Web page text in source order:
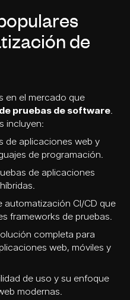
de
en el mercado que
pruebas de software.
incluyen:
de aplicaciones web y
de programación.
de aplicaciones
automatización CI/CD que
frameworks de pruebas.
completa para
web, móviles y
de uso y su enfoque
modernas.